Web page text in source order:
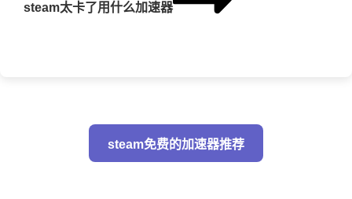
steam太卡了用什么加速器
steam免费的加速器推荐